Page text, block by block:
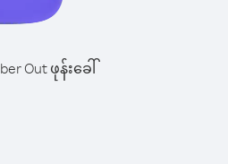
Out ဖုန်းခေါ်